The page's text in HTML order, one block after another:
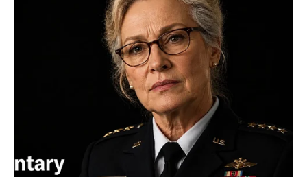
Pred vama je period tokom kojeg ćete se osjećati voljeno,
željeno i emocionalno ispunjeno.
Poruka zvijezda
Ne plašite se vjerovati svojim osjećajima.
Srce dobija ono što je dugo
čekalo